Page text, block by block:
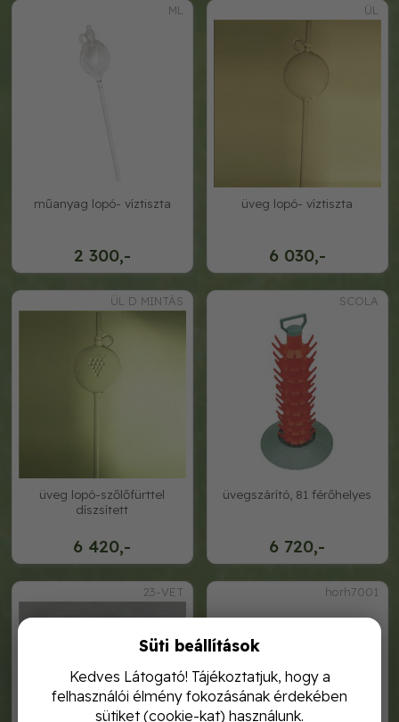
ML
2 300,-
műanyag lopó- víztiszta
ÜL
6 030,-
üveg lopó- víztiszta
ÜL D MINTÁS
6 420,-
üveg lopó-szőlőfürttel
díszsített
SCOLA
6 720,-
üvegszárító, 81 férőhelyes
23-VET horh7001
Süti beállítások
Kedves Látogató! Tájékoztatjuk, hogy a
felhasználói élmény fokozásának érdekében
sütiket (cookie-kat) használunk.